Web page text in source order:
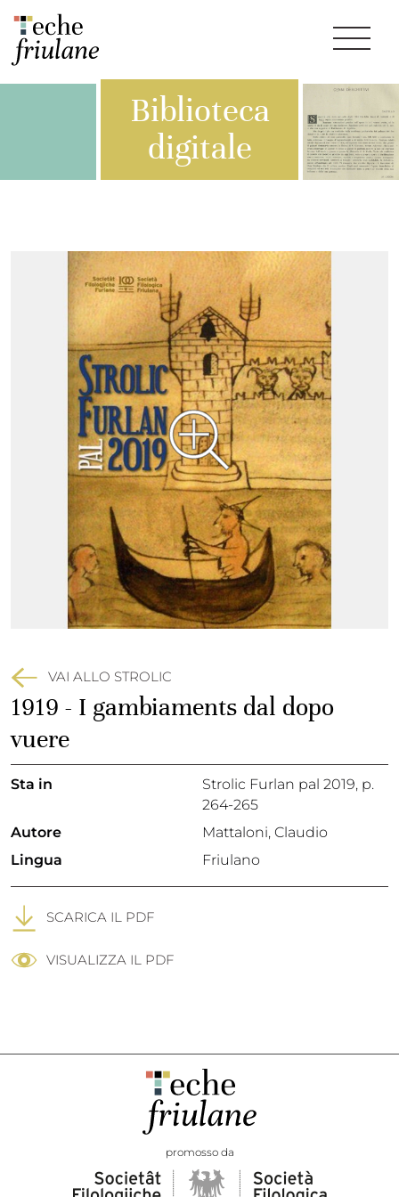
Biblioteca
digitale
VAI ALLO STROLIC
1919 - I gambiaments dal dopo
vuere
Sta in Strolic Furlan pal 2019, p.
264-265
Autore
Mattaloni, Claudio
Lingua
Friulano
SCARICA IL PDF
VISUALIZZA IL PDF
promosso da